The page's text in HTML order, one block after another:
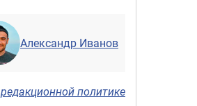
Александр Иванов
редакционной политике